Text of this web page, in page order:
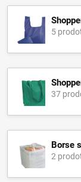
5
37
Borse
2